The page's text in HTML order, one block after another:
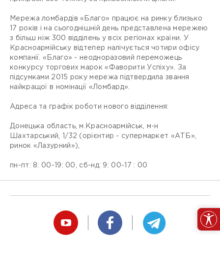
Мережа ломбардів «Благо» працює на ринку близько
17 років і на сьогоднішній день представлена ​​мережею
з більш ніж 300 відділень у всіх регіонах країни. У
Красноармійську відтепер налічується чотири офісу
компанії. «Благо» - неодноразовий переможець
конкурсу торгових марок «Фаворити Успіху». За
підсумками 2015 року мережа підтвердила звання
найкращої в номінації «Ломбард».
Адреса та графік роботи нового відділення:
Донецька область, м.Красноармійськ, м-н
Шахтарський, 1/32 (орієнтир - супермаркет «АТБ»,
ринок «Лазурний»),
пн-пт: 8: 00-19: 00, сб-нд: 9: 00-17 : 00